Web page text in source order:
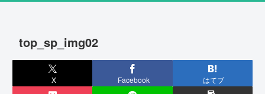
top_sp_img02
X Facebook はてブ